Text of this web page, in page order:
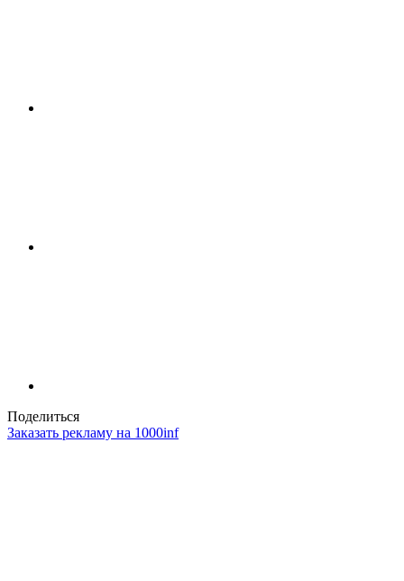
Поделиться
Заказать рекламу на 1000inf